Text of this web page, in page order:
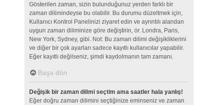
Gösterilen zaman, sizin bulunduğunuz yerden farklı bir
zaman dilimindeyse bu olabilir. Bu durumu düzeltmek için,
Kullanıcı Kontrol Panelinizi ziyaret edin ve ayrıntılı alandan
uygun zaman diliminize göre değiştirin, ör. Londra, Paris,
New York, Sydney, gibi. Not: Bu zaman dilimi değişikliklerini
ve diğer bir çok ayarları sadece kayıtlı kullanıcılar yapabilir.
Eğer kayıtlı değilseniz, şimdi kaydolmanın tam zamanı.
Başa dön
Değişik bir zaman dilimi seçtim ama saatler hala yanlış!
Eğer doğru zaman dilimini seçtiğinize eminseniz ve zaman